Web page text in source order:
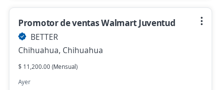
Promotor de ventas Walmart Juventud
BETTER
Chihuahua, Chihuahua
$ 11,200.00 (Mensual)
Ayer